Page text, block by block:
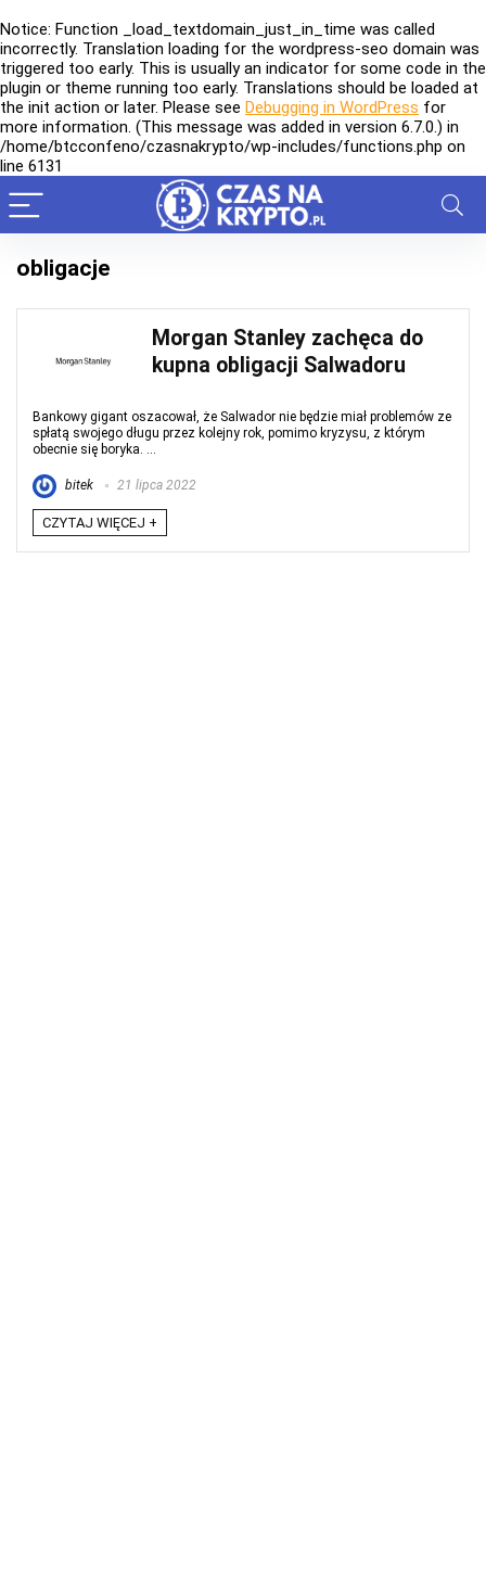
Notice: Function _load_textdomain_just_in_time was called
incorrectly. Translation loading for the wordpress-seo domain was
triggered too early. This is usually an indicator for some code in the
plugin or theme running too early. Translations should be loaded at
the init action or later. Please see Debugging in WordPress for
more information. (This message was added in version 6.7.0.) in
/home/btcconfeno/czasnakrypto/wp-includes/functions.php on
line 6131
obligacje
Morgan Stanley zachęca do
kupna obligacji Salwadoru
Bankowy gigant oszacował, że Salwador nie będzie miał problemów ze
spłatą swojego długu przez kolejny rok, pomimo kryzysu, z którym
obecnie się boryka. ...
bitek 21 lipca 2022
CZYTAJ WIĘCEJ +